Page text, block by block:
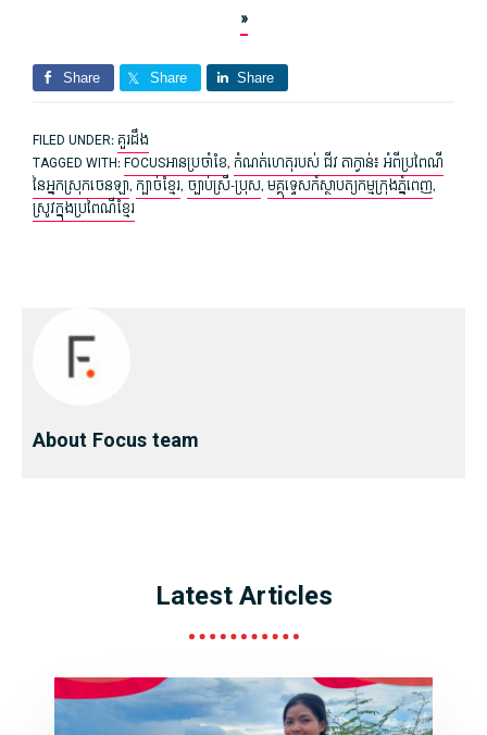
»
Share Share Share
FILED UNDER:គួរដឹង
TAGGED WITH:FOCUSអានប្រចាំខែ, កំណត់​ហេតុ​របស់ ជីវ តាក្វាន់៖ អំពី​ប្រពៃណី​
នៃ​អ្នកស្រុក​ចេនឡា​, ក្បាច់​ខ្មែរ​, ច្បាប់ស្រី​-ប្រុស,មគ្គុទ្ទេសក៍​ស្ថាបត្យកម្ម​ក្រុងភ្នំពេញ,
ស្រូវ​ក្នុង​ប្រពៃណី​ខ្មែរ
About Focus team
Latest Articles